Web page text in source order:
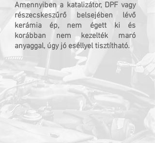
Amennyiben a katalizátor, DPF vagy
részecskeszűrő belsejében lévő
kerámia ép, nem égett ki és
korábban nem kezelték maró
anyaggal, úgy jó eséllyel tisztítható.